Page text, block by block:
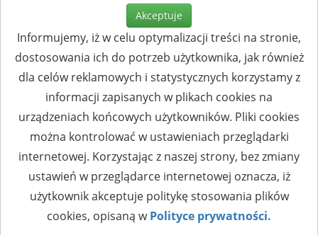
Akceptuje
Informujemy, iż w celu optymalizacji treści na stronie,
dostosowania ich do potrzeb użytkownika, jak również
dla celów reklamowych i statystycznych korzystamy z
informacji zapisanych w plikach cookies na
urządzeniach końcowych użytkowników. Pliki cookies
można kontrolować w ustawieniach przeglądarki
internetowej. Korzystając z naszej strony, bez zmiany
ustawień w przeglądarce internetowej oznacza, iż
użytkownik akceptuje politykę stosowania plików
cookies, opisaną wPolityce prywatności.